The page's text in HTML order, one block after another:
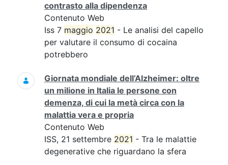
contrasto alla dipendenza
Contenuto Web
Iss 7 maggio 2021 - Le analisi del capello
per valutare il consumo di cocaina
potrebbero
Giornata mondiale dell’Alzheimer: oltre
un milione in Italia le persone con
demenza, di cui la metà circa con la
malattia vera e propria
Contenuto Web
ISS, 21 settembre 2021 - Tra le malattie
degenerative che riguardano la sfera